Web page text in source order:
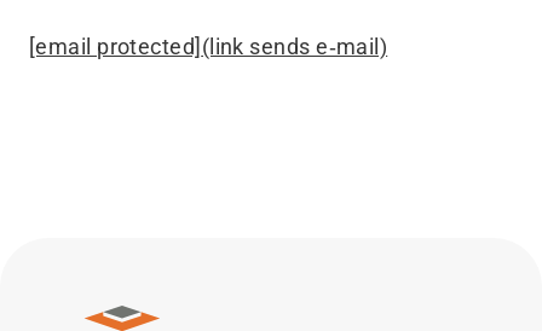
[email protected] (link sends e‑mail)